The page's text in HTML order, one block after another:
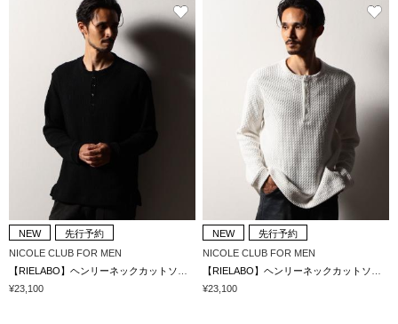
NEW
先行予約
NICOLE CLUB FOR MEN
¥23,100
NEW
先行予約
NICOLE CLUB FOR MEN
¥23,100